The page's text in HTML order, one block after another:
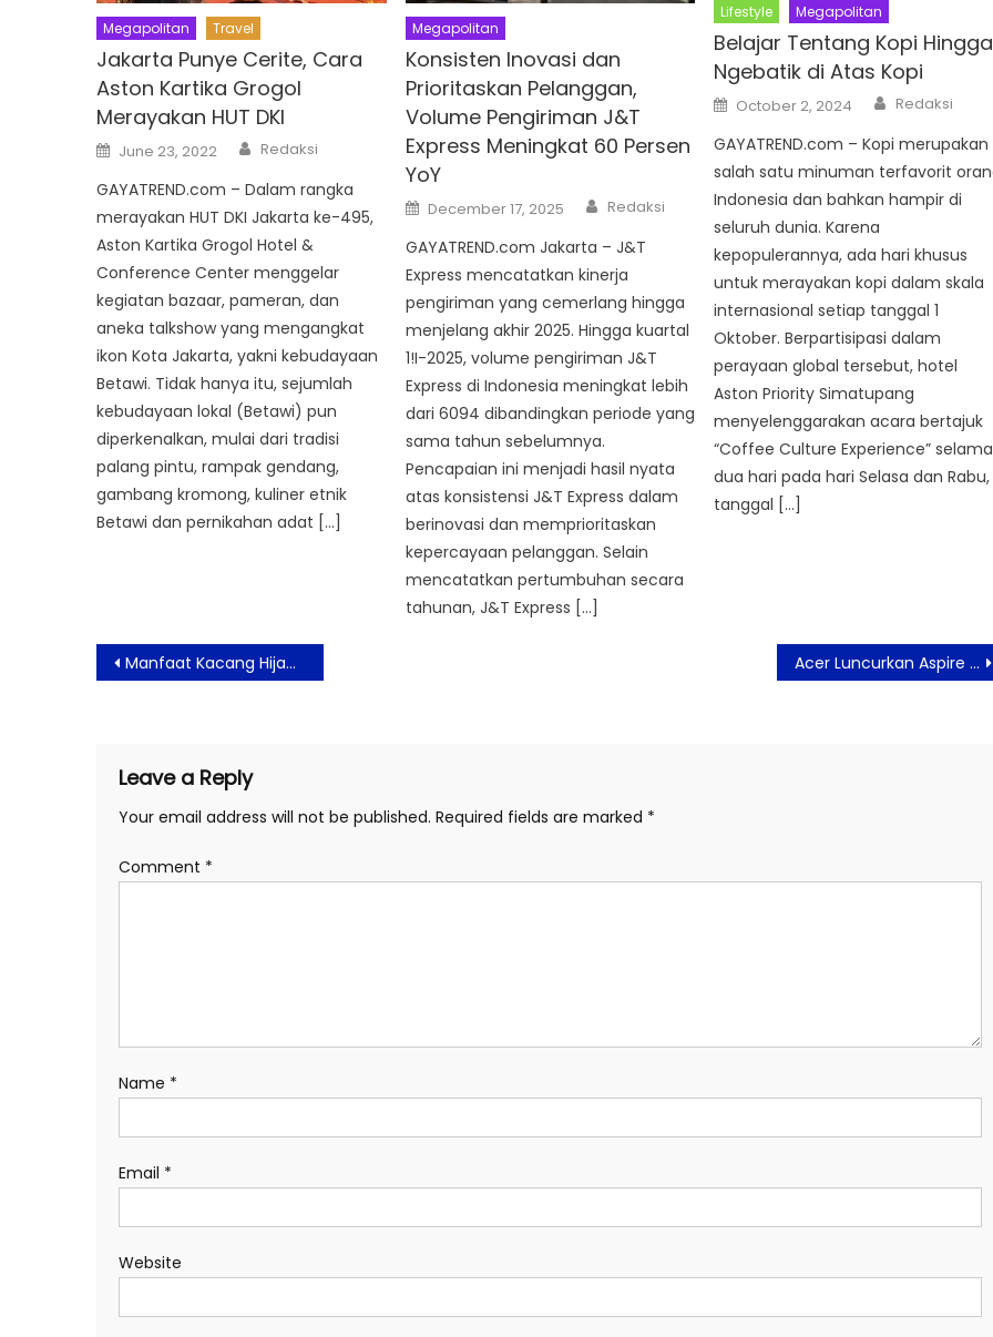
Megapolitan Travel
Jakarta Punye Cerite, Cara
Aston Kartika Grogol
Merayakan HUT DKI
Posted
on
June 23, 2022 Author
Redaksi
GAYATREND.com – Dalam rangka
merayakan HUT DKI Jakarta ke-495,
Aston Kartika Grogol Hotel &
Conference Center menggelar
kegiatan bazaar, pameran, dan
aneka talkshow yang mengangkat
ikon Kota Jakarta, yakni kebudayaan
Betawi. Tidak hanya itu, sejumlah
kebudayaan lokal (Betawi) pun
diperkenalkan, mulai dari tradisi
palang pintu, rampak gendang,
gambang kromong, kuliner etnik
Betawi dan pernikahan adat […]
Megapolitan
Konsisten Inovasi dan
Prioritaskan Pelanggan,
Volume Pengiriman J&T
Express Meningkat 60 Persen
YoY
Posted
on
December 17, 2025 Author
Redaksi
GAYATREND.com Jakarta – J&T
Express mencatatkan kinerja
pengiriman yang cemerlang hingga
menjelang akhir 2025. Hingga kuartal
1!I-2025, volume pengiriman J&T
Express di Indonesia meningkat lebih
dari 6094 dibandingkan periode yang
sama tahun sebelumnya.
Pencapaian ini menjadi hasil nyata
atas konsistensi J&T Express dalam
berinovasi dan memprioritaskan
kepercayaan pelanggan. Selain
mencatatkan pertumbuhan secara
tahunan, J&T Express […]
Lifestyle Megapolitan
Belajar Tentang Kopi Hingga
Ngebatik di Atas Kopi
Posted
on
October 2, 2024 Author
Redaksi
GAYATREND.com – Kopi merupakan
salah satu minuman terfavorit
Indonesia dan bahkan hampir di
seluruh dunia. Karena
kepopulerannya, ada hari khusus
untuk merayakan kopi dalam skala
internasional setiap tanggal 1
Oktober. Berpartisipasi dalam
perayaan global tersebut, hotel
Aston Priority Simatupang
menyelenggarakan acara bertajuk
“Coffee Culture Experience” selama
dua hari pada hari Selasa dan Rabu,
tanggal […]
Post
navigation
Manfaat Kacang Hijau Bagi Tubuh Acer Luncurkan Aspire Vero dari Plastik Daur Ulang
Leave a Reply
Your email address will not be published. Required fields are marked *
Comment *
Name *
Email *
Website